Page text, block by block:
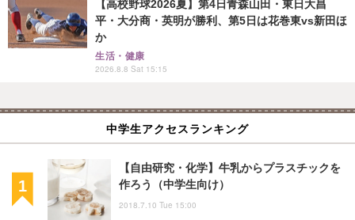
【高校野球2026夏】第4日青森山田・東日大昌
平・大分商・英明が勝利、第5日は花巻東vs新田ほ
か
生活・健康
2026.8.8 Sat 15:15
中学生アクセスランキング
【自由研究・化学】牛乳からプラスチックを
作ろう（中学生向け）
2018.7.10 Tue 15:00